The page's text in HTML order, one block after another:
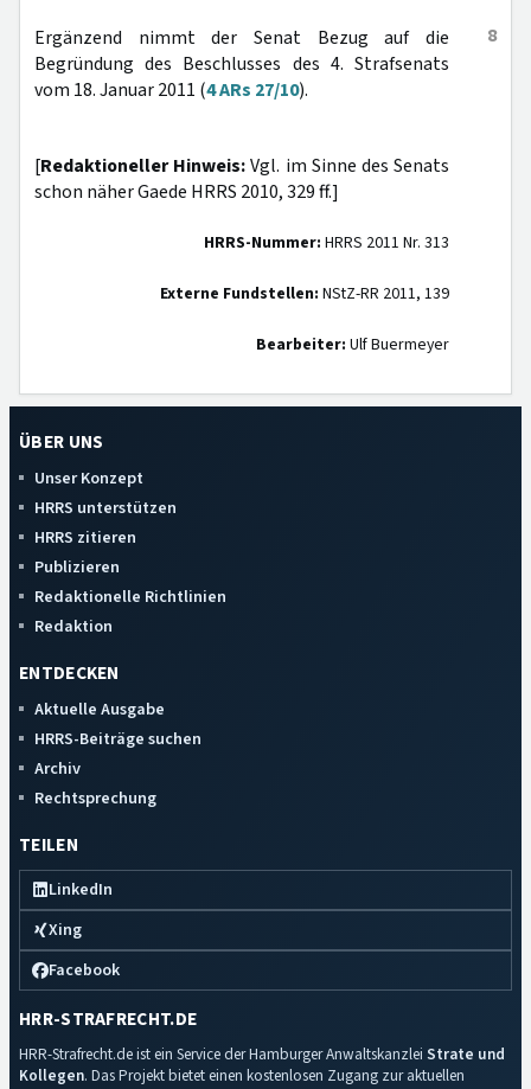
8
Ergänzend nimmt der Senat Bezug auf die
Begründung des Beschlusses des 4. Strafsenats
vom 18. Januar 2011 (4 ARs 27/10).
[Redaktioneller Hinweis:Vgl. im Sinne des Senats
schon näher Gaede HRRS 2010, 329 ff.]
HRRS-Nummer: HRRS 2011 Nr. 313
Externe Fundstellen: NStZ-RR 2011, 139
Bearbeiter: Ulf Buermeyer
ÜBER UNS
Unser Konzept
HRRS unterstützen
HRRS zitieren
Publizieren
Redaktionelle Richtlinien
Redaktion
ENTDECKEN
Aktuelle Ausgabe
HRRS-Beiträge suchen
Archiv
Rechtsprechung
TEILEN
LinkedIn
Xing
Facebook
HRR-STRAFRECHT.DE
HRR-Strafrecht.de ist ein Service der Hamburger Anwaltskanzlei Strate und
Kollegen. Das Projekt bietet einen kostenlosen Zugang zur aktuellen